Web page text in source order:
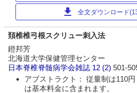
download 全文ダウンロード
頚椎椎弓根スクリュー刺入法
鐙邦芳
北海道大学保健管理センター
日本脊椎脊髄病学会雑誌 12 (2)501-
アブストラクト： 従量制は110
は基本料金に含まれます。